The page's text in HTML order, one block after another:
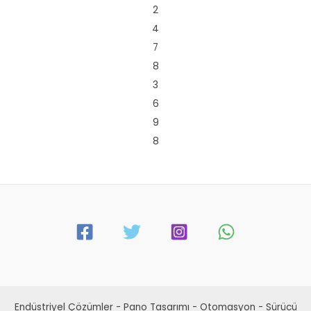
2
4
7
8
3
6
9
8
Endüstriyel Çözümler - Pano Tasarımı - Otomasyon - Sürücü